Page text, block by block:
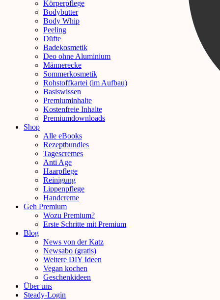
Körperpflege
Bodybutter
Body Whip
Peeling
Düfte
Badekosmetik
Deo ohne Aluminium
Männerecke
Sommerkosmetik
Rohstoffkartei (im Aufbau)
Basiswissen
Premiuminhalte
Kostenfreie Inhalte
Premiumdownloads
Shop
Alle eBooks
Rezeptbundles
Tagescremes
Anti Age
Haarpflege
Reinigung
Lippenpflege
Handcreme
Geh Premium
Wozu Premium?
Erste Schritte mit Premium
Blog
News von der Katz
Newsabo (gratis)
Weitere DIY Ideen
Vegan kochen
Geschenkideen
Über uns
Steady-Login